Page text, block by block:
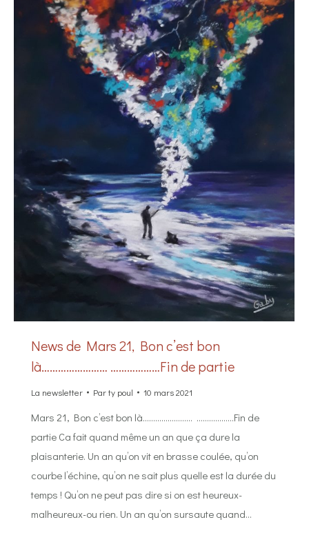
News de Mars 21, Bon c’est bon
là…………………… ………………Fin de partie
La newsletter Party poul 10 mars 2021
Mars 21, Bon c’est bon là…………………… ………………Fin de
partie Ca fait quand même un an que ça dure la
plaisanterie. Un an qu’on vit en brasse coulée, qu’on
courbe l’échine, qu’on ne sait plus quelle est la durée du
temps ! Qu’on ne peut pas dire si on est heureux-
malheureux-ou rien. Un an qu’on sursaute quand…